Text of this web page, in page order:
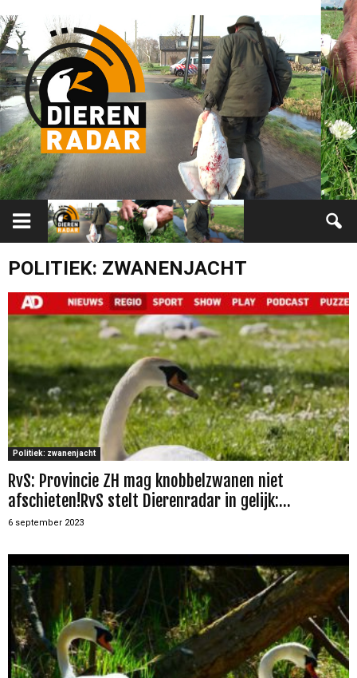
POLITIEK: ZWANENJACHT
Politiek: zwanenjacht
RvS: Provincie ZH mag knobbelzwanen niet
afschieten!RvS stelt Dierenradar in gelijk:...
6 september 2023